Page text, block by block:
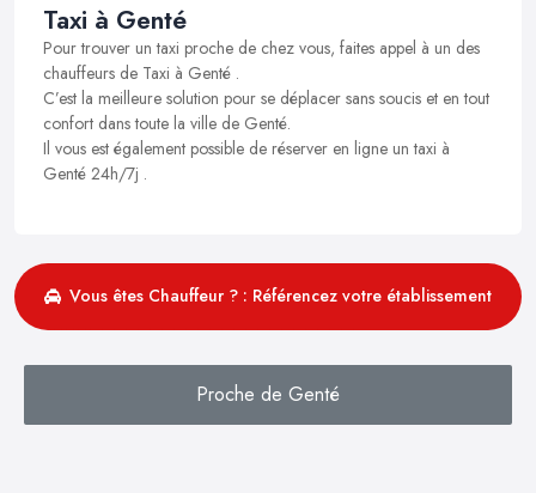
Taxi à Genté
Pour trouver un taxi proche de chez vous, faites appel à un des
chauffeurs de Taxi à Genté .
C’est la meilleure solution pour se déplacer sans soucis et en tout
confort dans toute la ville de Genté.
Il vous est également possible de réserver en ligne un taxi à
Genté 24h/7j .
Vous êtes Chauffeur ? : Référencez votre établissement
Proche de Genté